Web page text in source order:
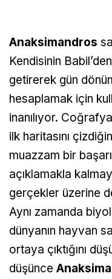
Anaksimandros
Kendisinin
getirerek gün
hesaplamak için
inanılıyor.
ilk haritasını
muazzam bir
açıklamakla
gerçekler üzerine
Aynı zamanda
dünyanın hayvan
ortaya çıktığını
düşünce